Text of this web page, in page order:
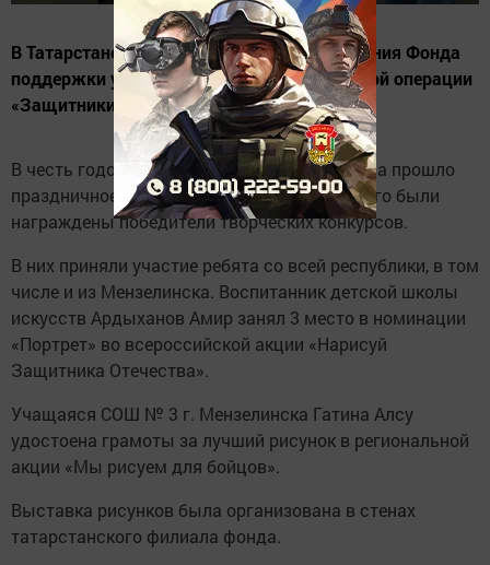
В Татарстане отметили первый день рождения Фонда
поддержки участников специальной военной операции
«Защитники Отечества»
В честь годовщины Татарстанского филиала прошло
праздничное мероприятие, в рамках которого были
награждены победители творческих конкурсов.
В них приняли участие ребята со всей республики, в том
числе и из Мензелинска. Воспитанник детской школы
искусств Ардыханов Амир занял 3 место в номинации
«Портрет» во всероссийской акции «Нарисуй
Защитника Отечества».
Учащаяся СОШ № 3 г. Мензелинска Гатина Алсу
удостоена грамоты за лучший рисунок в региональной
акции «Мы рисуем для бойцов».
Выставка рисунков была организована в стенах
татарстанского филиала фонда.